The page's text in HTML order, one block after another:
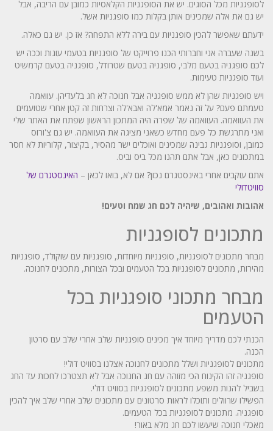
לסופגניות מכל הסוגים. יש את הסופגניות הקלאסיות כמובן עם הריבה, אבל
יש גם את אלה שמכינים אותן בקלות כמו סופגניות אשל.
ידעתם שאפשר להכין סופגניות עם בירה ללא התפחה? אז כן. יש גם כאלה.
בשנה שעברה אני וחברותי הכנו פרוייקט של סופגניות בטעמי עוגות וככה יש
לכם סופגניה בטעם מלבי, סופגניה בטעם שטרודל, סופגניה בטעם קרמשיט
ועוד סופגניות טעימות.
ויש סופגניות שהן לא ממש סופגניה אבל חנוכה לא חג בלעדיהן. עוואמה
טעמתם פעם? על זה נאמר אמא'לה ואבא'לה וצרחות זה קטן אחרי שטועמים
את העוואמה. העוואמה של שפרה היה המתכון הראשון שפתח את האתר שלי
ואני מתרגשת כל פעם מחדש כשאני מציגה את העוואמה. יש גם צ'ורוס
כמובן, וסופגניות גבינה שמכינים ואוכלים ישר מהסיר, בקיצור, קלוריות לא חסר
במתכונים כאן, אבל אתם תהנו מכל ביס וביס.
אתם עוקבים אחרי באינסטגרם נכון? אם לא, בואו לכאן – האינסטגרם של
סוויטדולי
אהובות ואהובים, שיהיה לכם חג שמח וטעים!
מתכונים לסופגניות
מבחר מתכונים לסופגניות, סופגניות מיוחדות, סופגניות עם שוקולד, סופגניות
מהירות, מתכונים לסופגניות בכל הטעמים ובכל הצורות, מתכונים לחנוכה.
מבחר מתכוני סופגניות בכל
הטעמים
הכנתי לכם מדריך מיוחד איך מכינים סופגניות שלב אחרי שלב עם סרטון
הכנה.
מתכונים לסופגניות ושלל מתכונים לחנוכה אצלנו בסוויט דולי!
סופגניה זהו הקינוח הכי מזוהה עם חג החנוכה אבל לא תצטרכו לחכות עד החג
בשביל להנות משפע מתכונים לסופגניות בסוויט דולי.
הפשילו שרוולים ותוכלו לראות סרטונים עם מתכונים שלב אחרי שלב איך להכין
סופגניה. מתכונים לסופגניות בכל הטעמים.
מאכלי חנוכה שיעשו לכם חג מלא באור!